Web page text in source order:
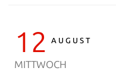
12 AUGUST
MITTWOCH